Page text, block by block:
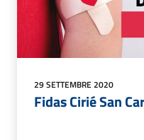
29 SETTEMBRE 2020
Fidas Cirié San